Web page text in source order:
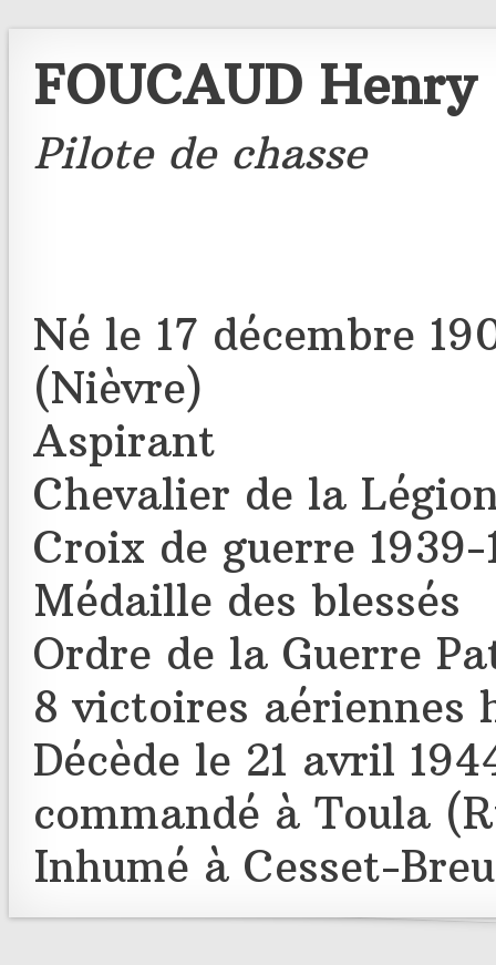
FOUCAUD Henry
Pilote de chasse
Né le 17 décembre
(Nièvre)
Aspirant
Chevalier de la
Croix de guerre 1939-
Médaille des blessés
Ordre de la Guerre
8 victoires aériennes
Décède le 21 avril
commandé à Toula
Inhumé à Cesset-